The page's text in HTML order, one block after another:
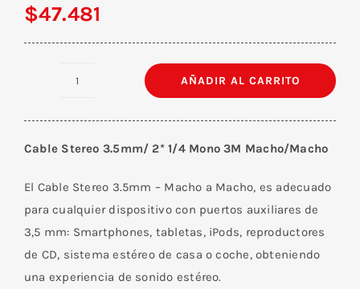
$47.481
Macho/
2*6.35mm
Mono
Macho
3
M
AÑADIR AL CARRITO
Cable Stereo 3.5mm/ 2* 1/4 Mono 3M Macho/Macho
El Cable Stereo 3.5mm – Macho a Macho, es adecuado
para cualquier dispositivo con puertos auxiliares de
3,5 mm: Smartphones, tabletas, iPods, reproductores
de CD, sistema estéreo de casa o coche, obteniendo
una experiencia de sonido estéreo.